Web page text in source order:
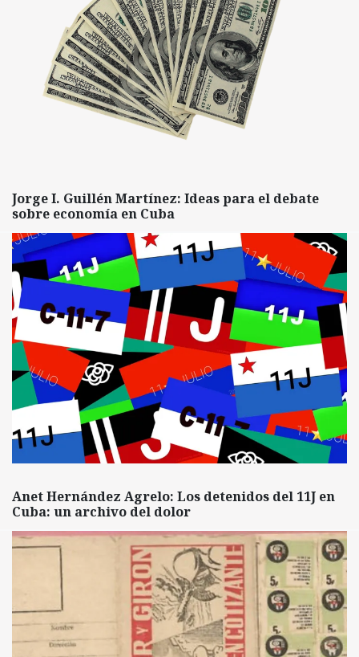
Jorge I. Guillén Martínez: Ideas para el debate
sobre economía en Cuba
Anet Hernández Agrelo: Los detenidos del 11J en
Cuba: un archivo del dolor